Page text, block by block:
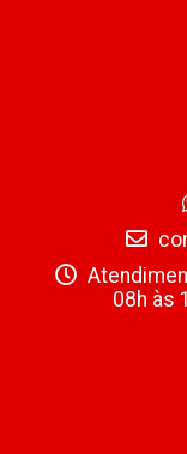
08h às